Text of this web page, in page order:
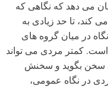
می دهد که نگاهی که
کند، تا حد زیادی به
در میان گروه های
کمتر مردی می تواند
سخن بگوید و سخنش
در نگاه عمومی،